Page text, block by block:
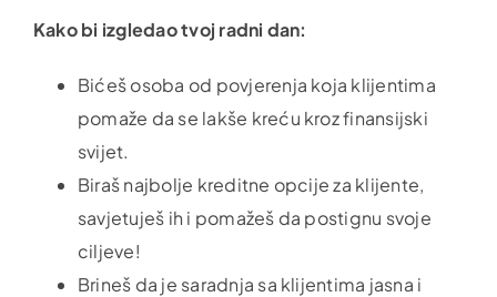
Kako bi izgledao tvoj radni dan:
Bićeš osoba od povjerenja koja klijentima
pomaže da se lakše kreću kroz finansijski
svijet.
Biraš najbolje kreditne opcije za klijente,
savjetuješ ih i pomažeš da postignu svoje
ciljeve!
Brineš da je saradnja sa klijentima jasna i